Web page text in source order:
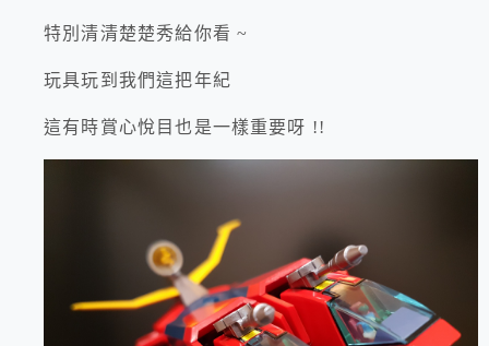
特別清清楚楚秀給你看 ~
玩具玩到我們這把年紀
這有時賞心悅目也是一樣重要呀 !!